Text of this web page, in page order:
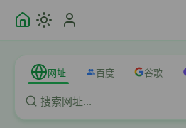
网址 百度 谷歌